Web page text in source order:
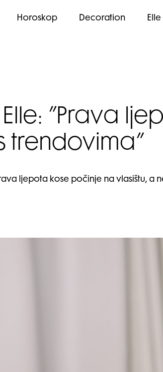
Horoskop Decoration
”Prava
trendovima”
ljepota kose počinje na vlasištu, a